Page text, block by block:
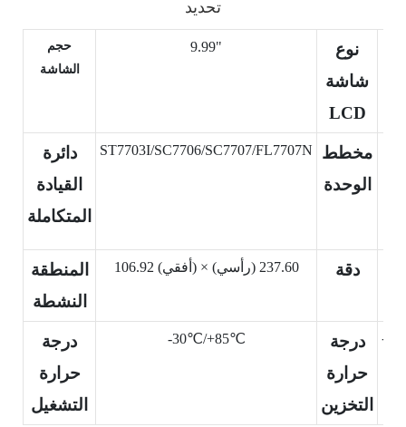
تحديد
حجم
الشاشة
9.99"
نوع
شاشة
LCD
دائرة
القيادة
المتكاملة
ST7703I/SC7706/SC7707/FL7707N
مخطط
الوحدة
المنطقة
النشطة
106.92 (أفقي) × 237.60 (رأسي) دقة
درجة
حرارة
التشغيل
-30℃/+85℃
درجة
حرارة
التخزين
-